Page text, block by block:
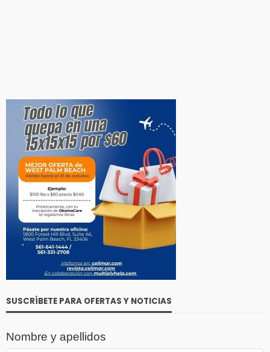
SUSCRÍBETE PARA OFERTAS Y NOTICIAS
Nombre y apellidos